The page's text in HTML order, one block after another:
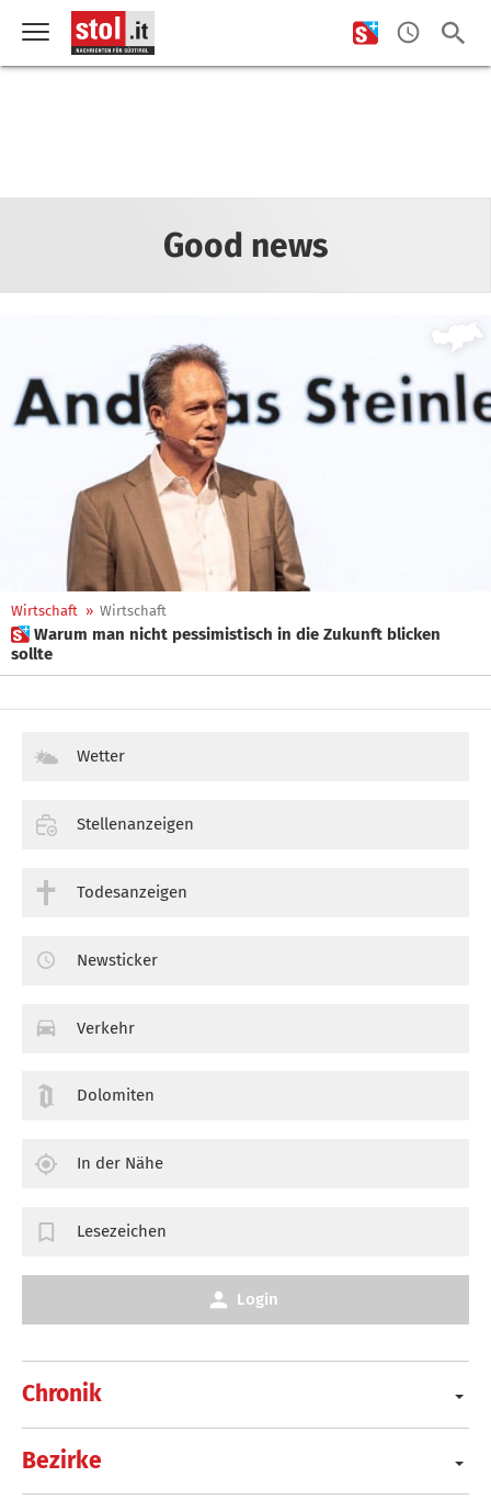
Good news
Wirtschaft » Wirtschaft
 Warum man nicht pessimistisch in die Zukunft blicken
sollte
Chronik
Bezirke
Wetter
Stellenanzeigen
Todesanzeigen
Newsticker
Verkehr
Dolomiten
In der Nähe
Lesezeichen
Login